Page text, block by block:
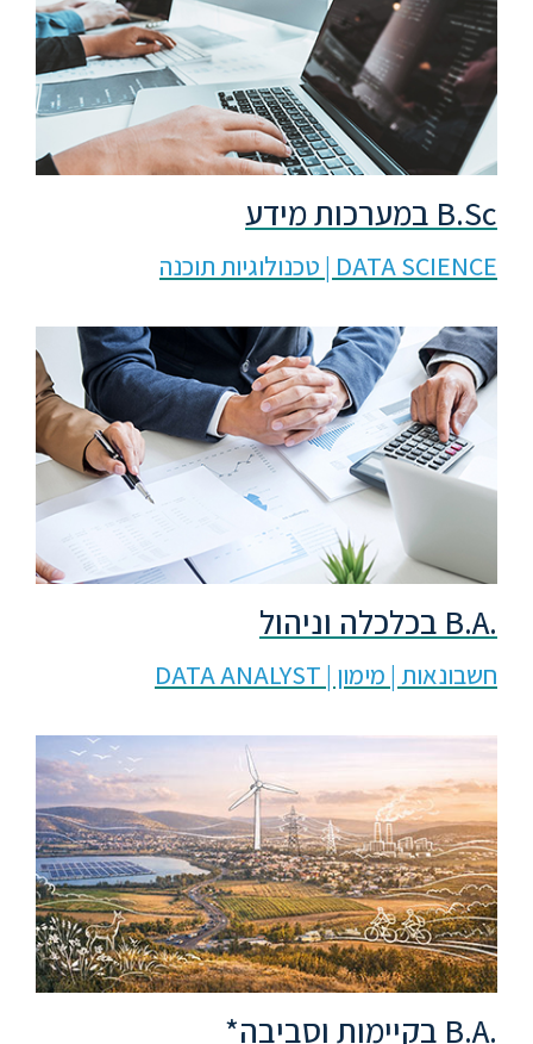
סטודנטים
בוגרים
סגל
שכר
מחקר
והוראה
היחידה
לבינלאומיות
ספריה
מילואים
הביטחון
זכויות
והטבות
הרשמו
B.Sc במערכות מידע
DATA SCIENCE | טכנולוגיות תוכנה
.B.A בכלכלה וניהול
חשבונאות | מימון | DATA ANALYST
.B.A בקיימות וסביבה*